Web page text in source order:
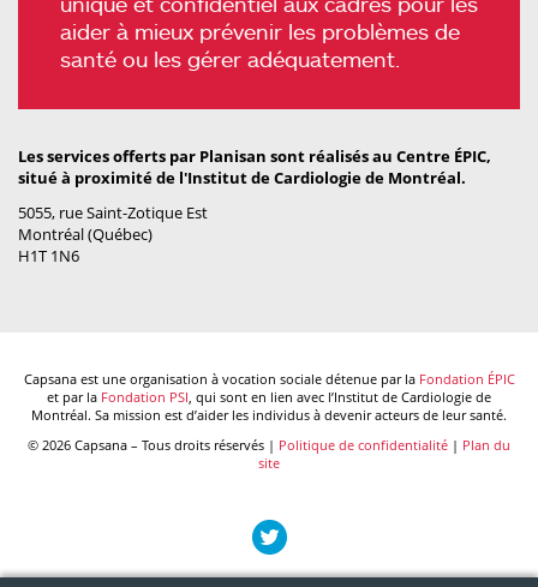
aider à mieux prévenir les problèmes de
santé ou les gérer adéquatement.
Les services offerts par Planisan sont réalisés au Centre ÉPIC,
situé à proximité de l'Institut de Cardiologie de Montréal.
5055, rue Saint-Zotique Est
Montréal (Québec)
H1T 1N6
Capsana est une organisation à vocation sociale détenue par la Fondation ÉPIC
et par la Fondation PSI , qui sont en lien avec l’Institut de Cardiologie de
Montréal. Sa mission est d’aider les individus à devenir acteurs de leur santé.
© 2026 Capsana – Tous droits réservés | Politique de confidentialité | Plan du
site